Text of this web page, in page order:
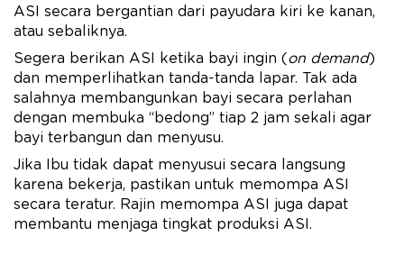
ASI secara bergantian dari payudara kiri ke kanan,
atau sebaliknya.
Segera berikan ASI ketika bayi ingin (on demand)
dan memperlihatkan tanda-tanda lapar. Tak ada
salahnya membangunkan bayi secara perlahan
dengan membuka “bedong” tiap 2 jam sekali agar
bayi terbangun dan menyusu.
Jika Ibu tidak dapat menyusui secara langsung
karena bekerja, pastikan untuk memompa ASI
secara teratur. Rajin memompa ASI juga dapat
membantu menjaga tingkat produksi ASI.